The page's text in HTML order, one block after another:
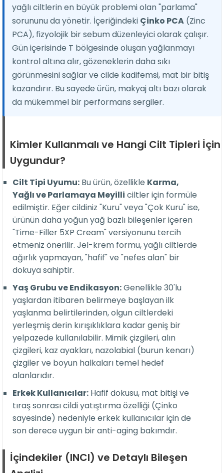
yağlı ciltlerin en büyük problemi olan "parlama"
sorununu da yönetir. İçeriğindeki Çinko PCA (Zinc
PCA), fizyolojik bir sebum düzenleyici olarak çalışır.
Gün içerisinde T bölgesinde oluşan yağlanmayı
kontrol altına alır, gözeneklerin daha sıkı
görünmesini sağlar ve cilde kadifemsi, mat bir bitiş
kazandırır. Bu sayede ürün, makyaj altı bazı olarak
da mükemmel bir performans sergiler.
Kimler Kullanmalı ve Hangi Cilt Tipleri İçin
Uygundur?
Cilt Tipi Uyumu: Bu ürün, özellikle Karma,
Yağlı ve Parlamaya Meyilli ciltler için formüle
edilmiştir. Eğer cildiniz "Kuru" veya "Çok Kuru" ise,
ürünün daha yoğun yağ bazlı bileşenler içeren
"Time-Filler 5XP Cream" versiyonunu tercih
etmeniz önerilir. Jel-krem formu, yağlı ciltlerde
ağırlık yapmayan, "hafif" ve "nefes alan" bir
dokuya sahiptir.
Yaş Grubu ve Endikasyon:Genellikle 30'lu
yaşlardan itibaren belirmeye başlayan ilk
yaşlanma belirtilerinden, olgun ciltlerdeki
yerleşmiş derin kırışıklıklara kadar geniş bir
yelpazede kullanılabilir. Mimik çizgileri, alın
çizgileri, kaz ayakları, nazolabial (burun kenarı)
çizgiler ve boyun halkaları temel hedef
alanlarıdır.
Erkek Kullanıcılar: Hafif dokusu, mat bitişi ve
tıraş sonrası cildi yatıştırma özelliği (Çinko
sayesinde) nedeniyle erkek kullanıcılar için de
son derece uygun bir anti-aging bakımdır.
İçindekiler (INCI) ve Detaylı Bileşen